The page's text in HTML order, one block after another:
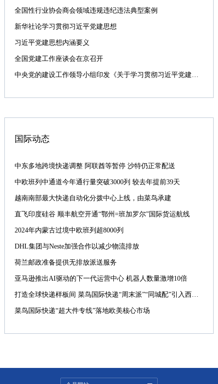
全国性行业协会商会领域违规违纪违法典型案例
新华社论学习贯彻习近平党建思想
习近平党建思想内涵要义
全国党建工作座谈会在京召开
中央党的建设工作领导小组印发《关于学习贯彻习近平党建思想的通知》
国际动态
中东多地跨境快递调整 阿联酋等暂停 沙特仍正常配送
中欧班列中通道今年通行量突破3000列 较去年提前39天
越南南部最大快递自动化分拨中心上线，由菜鸟承建
直飞印度硅谷 顺丰航空开通“鄂州=班加罗尔”国际货运航线
2024年内蒙古过境中欧班列超8000列
DHL集团与Neste加强合作以减少物流排放
荷兰邮政准备提供无排放派送服务
亚马逊推出AI驱动的下一代运营中心 机器人数量激增10倍
打造全球快递样板间 菜鸟国际快递“周末派”“同城配”引入西班牙
菜鸟国际快递“超大件专线”落地欧美核心市场